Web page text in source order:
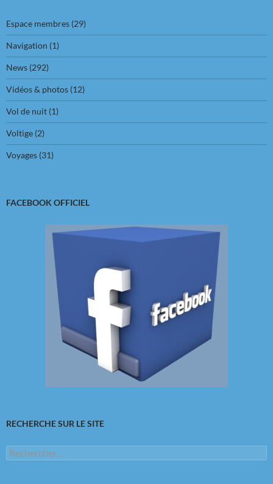
Espace membres (29)
Navigation (1)
News (292)
Vidéos & photos (12)
Vol de nuit (1)
Voltige (2)
Voyages (31)
FACEBOOK OFFICIEL
RECHERCHE SUR LE SITE
Rechercher :